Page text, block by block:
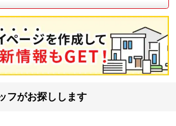
フがお探しします